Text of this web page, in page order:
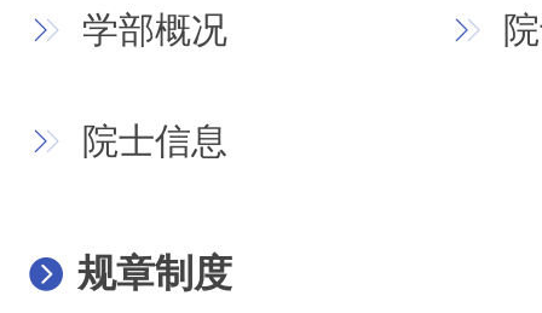
学部概况
院士信息
规章制度